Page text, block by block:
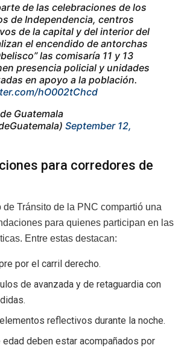
de las celebraciones de los
de Independencia, centros
de la capital y del interior del
el encendido de antorchas
las comisaría 11 y 13
presencia policial y unidades
en apoyo a la población.
hO002tChcd
Guatemala
September 12,
para corredores de
de Tránsito de la PNC compartió una
para quienes participan en las
Entre estas destacan:
por el carril derecho.
de avanzada y de retaguardia con
reflectivos durante la noche.
edad deben estar acompañados por